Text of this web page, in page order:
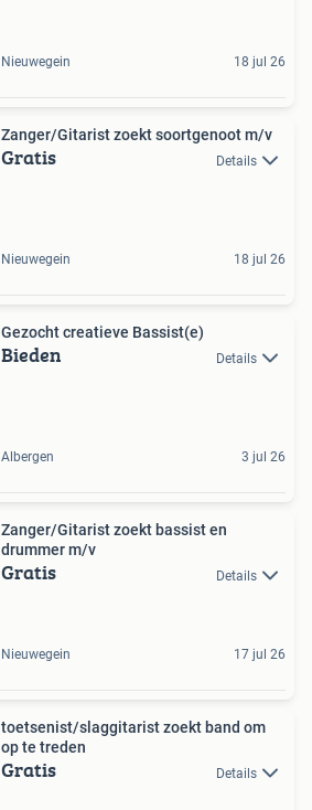
Nieuwegein 18 jul 26
Zanger/Gitarist zoekt soortgenoot m/v
Gratis Details
Nieuwegein 18 jul 26
Gezocht creatieve Bassist(e)
Bieden Details
Albergen 3 jul 26
Zanger/Gitarist zoekt bassist en
drummer m/v
Gratis Details
Nieuwegein 17 jul 26
toetsenist/slaggitarist zoekt band om
op te treden
Gratis Details